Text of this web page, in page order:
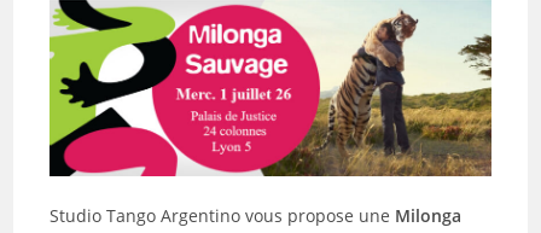
Studio Tango Argentino vous propose une Milonga